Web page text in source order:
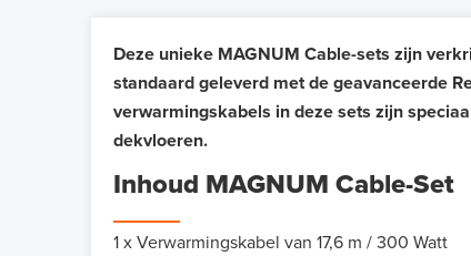
Deze unieke MAGNUM Cable-sets zijn
standaard geleverd met de geavanceerde
verwarmingskabels in deze sets zijn
dekvloeren.
Inhoud MAGNUM Cable-Set
1 x Verwarmingskabel van 17,6 m / 300 Watt